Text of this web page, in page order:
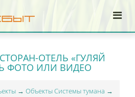
ОТЕЛЬ «ГУЛЯЙ
ФОТО ИЛИ ВИДЕО
→ Объекты Системы тумана →